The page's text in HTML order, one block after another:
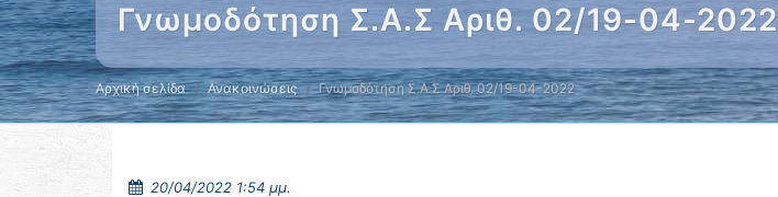
Γνωμοδότηση Σ.Α.Σ Αριθ. 02/19-04-2022
Αρχική σελίδα Ανακοινώσεις Γνωμοδότηση Σ.Α.Σ Αριθ. 02/19-04-2022
20/04/2022 1:54 μμ.